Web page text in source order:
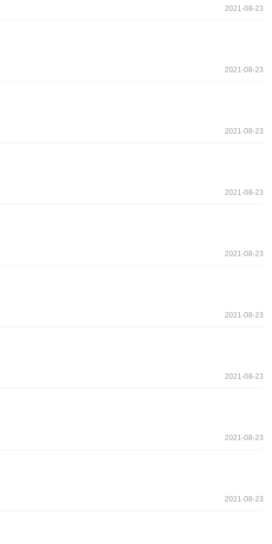
2021-08-23
2021-08-23
2021-08-23
2021-08-23
2021-08-23
2021-08-23
2021-08-23
2021-08-23
2021-08-23